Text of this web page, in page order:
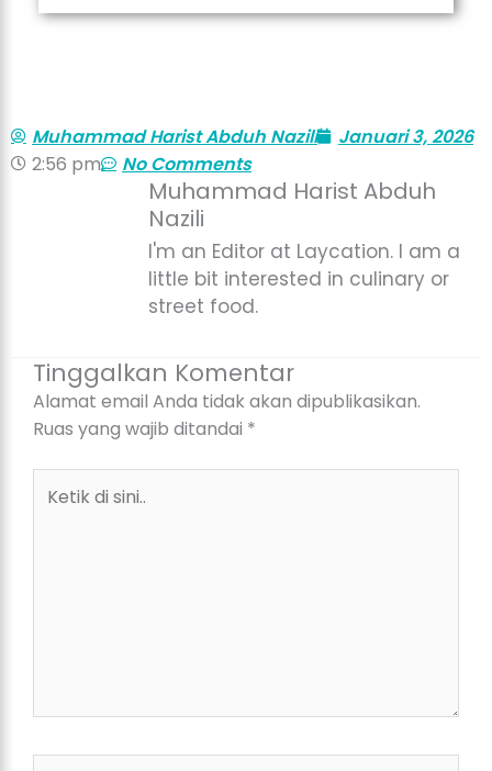
Muhammad Harist Abduh Nazili
Januari 3, 2026
2:56 pm
No Comments
Muhammad Harist Abduh
Nazili
I'm an Editor at Laycation. I am a
little bit interested in culinary or
street food.
Tinggalkan Komentar
Alamat email Anda tidak akan dipublikasikan.
Ruas yang wajib ditandai *